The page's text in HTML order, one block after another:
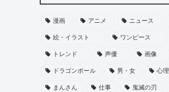
漫画 アニメ ニュース
絵・イラスト ワンピース
トレンド 声優 画像
ドラゴンボール 男・女 心理
まんさん 仕事 鬼滅の刃